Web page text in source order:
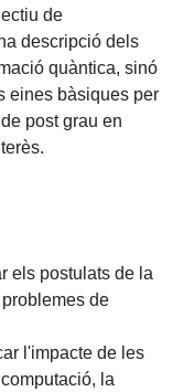
de
descripció dels
quàntica, sinó
eines bàsiques per
post grau en
els postulats de la
de
l'impacte de les
la